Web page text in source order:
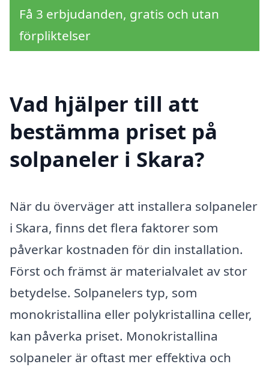
Få 3 erbjudanden, gratis och utan
förpliktelser
Vad hjälper till att
bestämma priset på
solpaneler i Skara?
När du överväger att installera solpaneler
i Skara, finns det flera faktorer som
påverkar kostnaden för din installation.
Först och främst är materialvalet av stor
betydelse. Solpanelers typ, som
monokristallina eller polykristallina celler,
kan påverka priset. Monokristallina
solpaneler är oftast mer effektiva och